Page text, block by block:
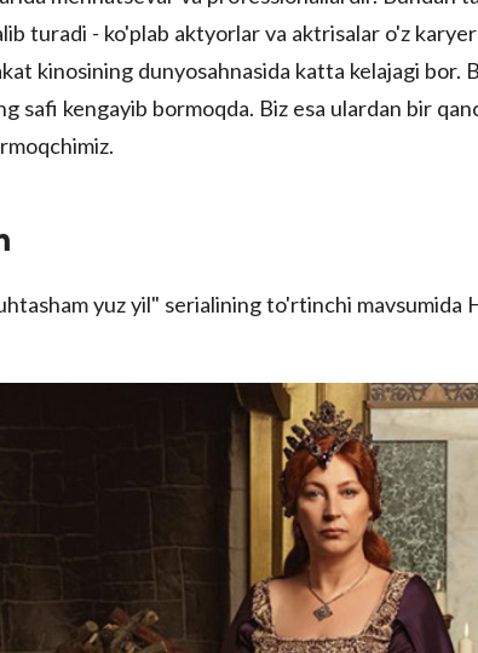
turadi - ko'plab aktyorlar va aktrisalar o'z
kinosining dunyosahnasida katta kelajagi bor.
safi kengayib bormoqda. Biz esa ulardan bir
yuz yil" serialining to'rtinchi mavsumida